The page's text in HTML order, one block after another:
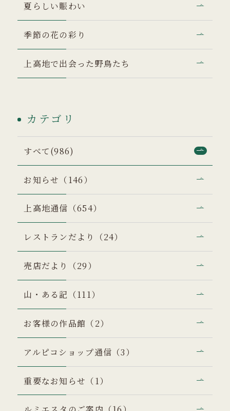
夏らしい賑わい
季節の花の彩り
上高地で出会った野鳥たち
カテゴリ
すべて(986)
お知らせ（146）
上高地通信（654）
レストランだより（24）
売店だより（29）
山・ある記（111）
お客様の作品館（2）
アルピコショップ通信（3）
重要なお知らせ（1）